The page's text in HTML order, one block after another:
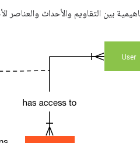
بين التقاويم والأحداث والعناصر